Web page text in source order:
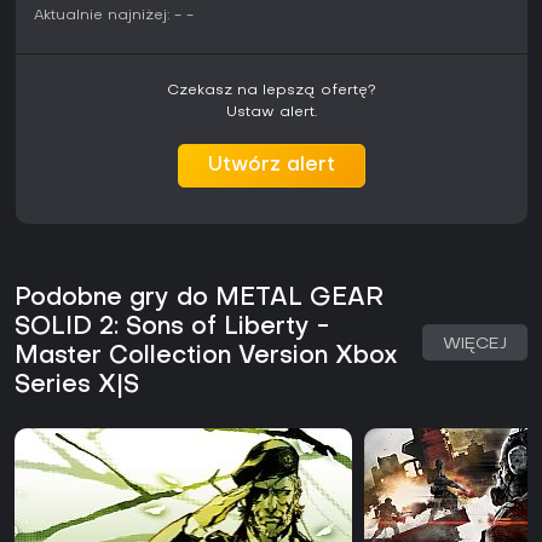
Aktualnie najniżej: - -
Czekasz na lepszą ofertę?
Ustaw alert.
Utwórz alert
Podobne gry do METAL GEAR
SOLID 2: Sons of Liberty -
Master Collection Version Xbox
Series X|S
WIĘCEJ